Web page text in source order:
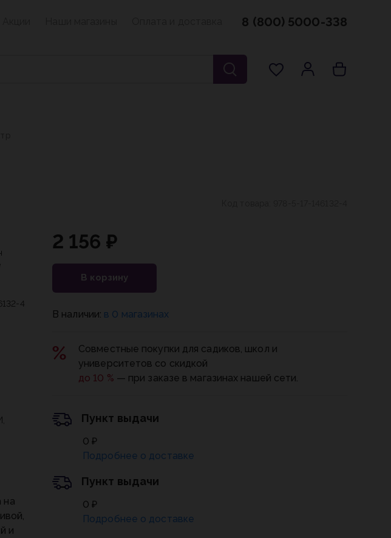
8 (800) 5000-338
4
на
и
2 156 ₽
В корзину
В наличии: в 0 магазинах
Совместные покупки для садиков, школ и
университетов со скидкой
до 10 % — при заказе в магазинах нашей сети.
Пункт выдачи
0 ₽
Подробнее о доставке
Пункт выдачи
0 ₽
Подробнее о доставке